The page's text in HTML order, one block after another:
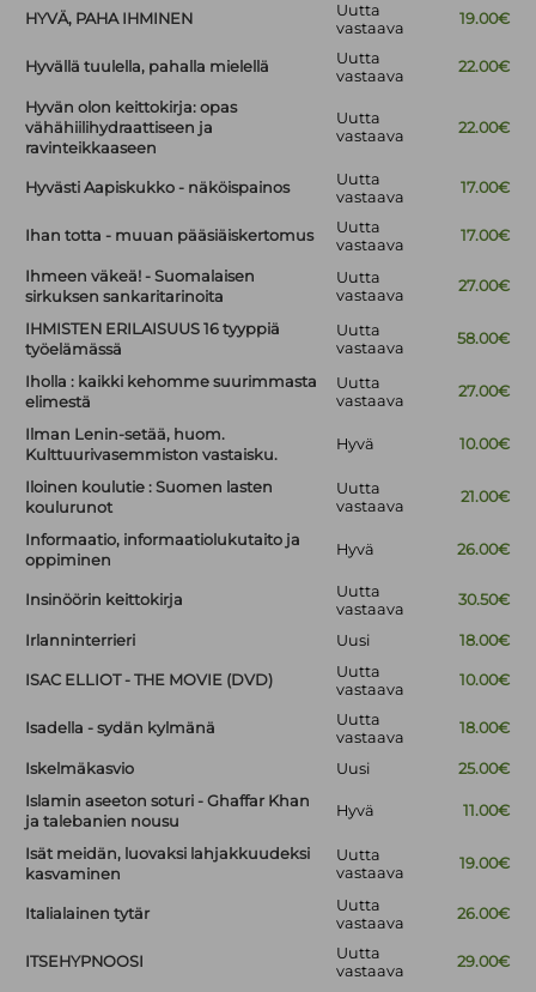
HYVÄ, PAHA IHMINEN
Uutta
vastaava
19.00€
Hyvällä tuulella, pahalla mielellä
Uutta
vastaava
22.00€
Hyvän olon keittokirja: opas
vähähiilihydraattiseen ja
ravinteikkaaseen
Uutta
vastaava
22.00€
Hyvästi Aapiskukko - näköispainos
Uutta
vastaava
17.00€
Ihan totta - muuan pääsiäiskertomus
Uutta
vastaava
17.00€
Ihmeen väkeä! - Suomalaisen
sirkuksen sankaritarinoita
Uutta
vastaava
27.00€
IHMISTEN ERILAISUUS 16 tyyppiä
työelämässä
Uutta
vastaava
58.00€
Iholla : kaikki kehomme suurimmasta
elimestä
Uutta
vastaava
27.00€
Ilman Lenin-setää, huom.
Kulttuurivasemmiston vastaisku.
Hyvä 10.00€
Iloinen koulutie : Suomen lasten
koulurunot
Uutta
vastaava
21.00€
Informaatio, informaatiolukutaito ja
oppiminen
Hyvä 26.00€
Insinöörin keittokirja
Uutta
vastaava
30.50€
Irlanninterrieri Uusi 18.00€
ISAC ELLIOT - THE MOVIE (DVD)
Uutta
vastaava
10.00€
Isadella - sydän kylmänä
Uutta
vastaava
18.00€
Iskelmäkasvio Uusi
25.00€
Islamin aseeton soturi - Ghaffar Khan
ja talebanien nousu
Hyvä 11.00€
Isät meidän, luovaksi lahjakkuudeksi
kasvaminen
Uutta
vastaava
19.00€
Italialainen tytär
Uutta
vastaava
26.00€
ITSEHYPNOOSI
Uutta
vastaava
29.00€